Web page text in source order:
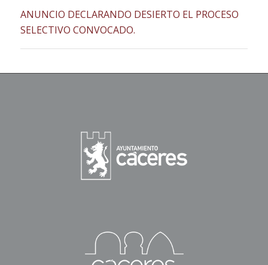
ANUNCIO DECLARANDO DESIERTO EL PROCESO
SELECTIVO CONVOCADO.